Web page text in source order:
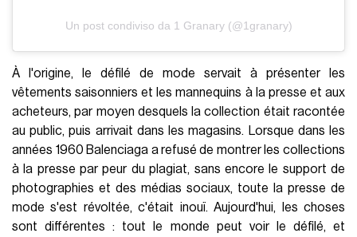
Un post condiviso da 1 Granary (@1granary)
À l'origine, le défilé de mode servait à présenter les
vêtements saisonniers et les mannequins à la presse et aux
acheteurs, par moyen desquels la collection était racontée
au public, puis arrivait dans les magasins. Lorsque dans les
années 1960 Balenciaga a refusé de montrer les collections
à la presse par peur du plagiat, sans encore le support de
photographies et des médias sociaux, toute la presse de
mode s'est révoltée, c'était inouï. Aujourd'hui, les choses
sont différentes : tout le monde peut voir le défilé, et